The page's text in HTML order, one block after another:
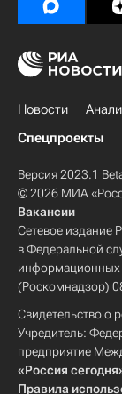
Новости
Спецпроекты
Версия 2023.1
© 2026 МИА
Вакансии
Сетевое издание
в Федеральной
информационных
(Роскомнадзор)
Свидетельство о
Учредитель:
предприятие
«Россия
Правила